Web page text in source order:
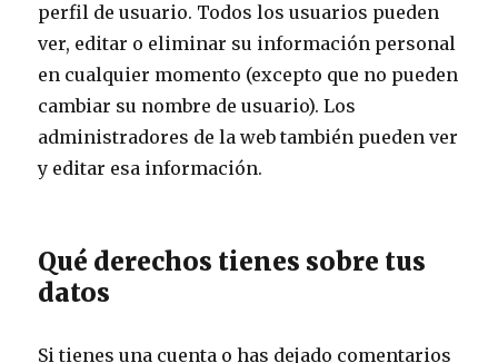
perfil de usuario. Todos los usuarios pueden
ver, editar o eliminar su información personal
en cualquier momento (excepto que no pueden
cambiar su nombre de usuario). Los
administradores de la web también pueden ver
y editar esa información.
Qué derechos tienes sobre tus
datos
Si tienes una cuenta o has dejado comentarios